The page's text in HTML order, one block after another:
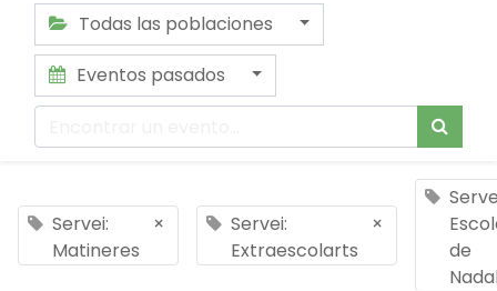
Todas las poblaciones
Eventos pasados
Servei:
Matineres
×
Servei:
Extraescolarts
×
de